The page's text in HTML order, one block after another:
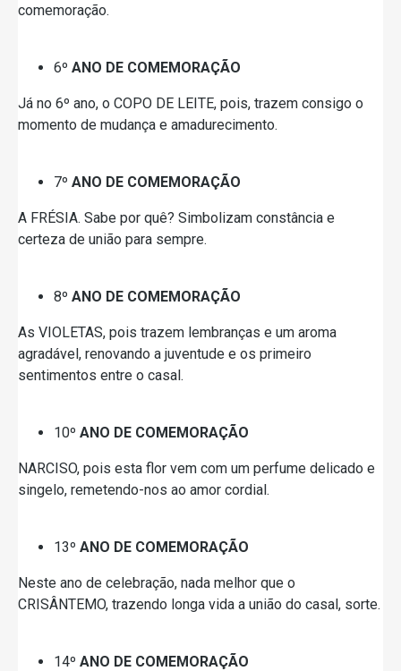
comemoração.
6º ANO DE COMEMORAÇÃO
Já no 6º ano, o COPO DE LEITE, pois, trazem consigo o
momento de mudança e amadurecimento.
7º ANO DE COMEMORAÇÃO
A FRÉSIA. Sabe por quê? Simbolizam constância e
certeza de união para sempre.
8º ANO DE COMEMORAÇÃO
As VIOLETAS, pois trazem lembranças e um aroma
agradável, renovando a juventude e os primeiro
sentimentos entre o casal.
10º ANO DE COMEMORAÇÃO
NARCISO, pois esta flor vem com um perfume delicado e
singelo, remetendo-nos ao amor cordial.
13º ANO DE COMEMORAÇÃO
Neste ano de celebração, nada melhor que o
CRISÂNTEMO, trazendo longa vida a união do casal, sorte.
14º ANO DE COMEMORAÇÃO